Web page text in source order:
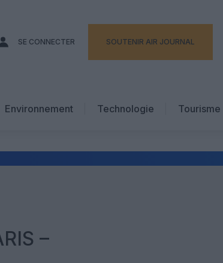
SE CONNECTER SOUTENIR AIR JOURNAL
Environnement Technologie
Tourisme
Hôtellerie
–